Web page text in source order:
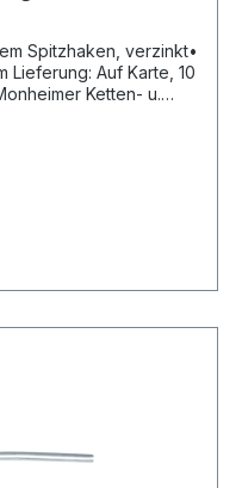
Spitzhaken, verzinkt•
Ketten- u.